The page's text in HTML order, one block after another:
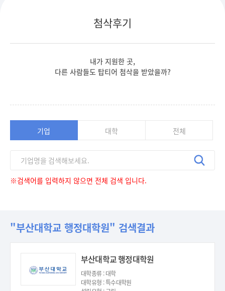
첨삭후기
내가 지원한 곳,
다른 사람들도 탑티어 첨삭을 받았을까?
기업 대학 전체
※검색어를 입력하지 않으면 전체 검색 입니다.
"부산대학교 행정대학원" 검색결과
부산대학교 행정대학원
대학종류 : 대학
대학유형 : 특수대학원